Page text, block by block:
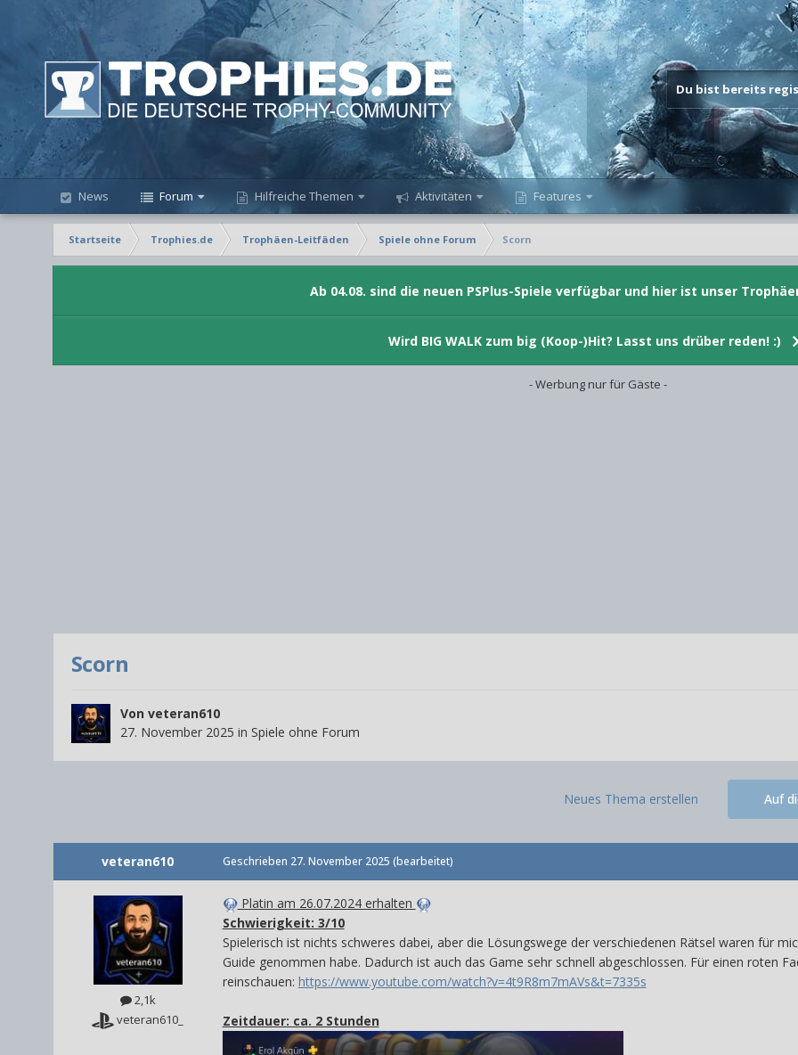
Du bist bereits
News Forum Hilfreiche Themen Aktivitäten Features
Startseite Trophies.de Trophäen-Leitfäden Spiele ohne Forum Scorn
Ab 04.08. sind die neuen PSPlus-Spiele verfügbar und hier ist unser
Wird BIG WALK zum big (Koop-)Hit? Lasst uns drüber reden! :)
- Werbung nur für Gäste -
Scorn
Von veteran610
27. November 2025 in Spiele ohne Forum
Auf
Neues Thema erstellen
veteran610
2,1k
veteran610_
Geschrieben 27. November 2025 (bearbeitet)
Platin am 26.07.2024 erhalten
Schwierigkeit: 3/10
Spielerisch ist nichts schweres dabei, aber die Lösungswege der verschiedenen Rätsel waren für
Guide genommen habe. Dadurch ist auch das Game sehr schnell abgeschlossen. Für einen roten
reinschauen: https://www.youtube.com/watch?v=4t9R8m7mAVs&t=7335s
Zeitdauer: ca. 2 Stunden